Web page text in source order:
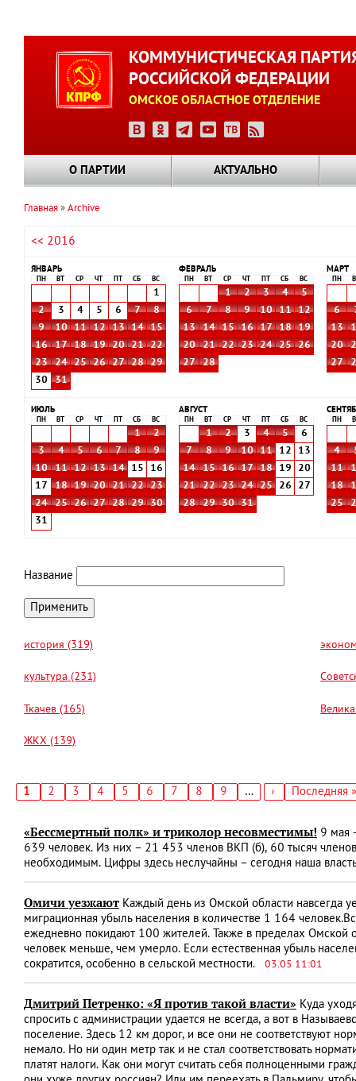
КОММУНИСТИЧЕСКАЯ
РОССИЙСКОЙ ФЕДЕРАЦИИ
ОМСКОЕ ОБЛАСТНОЕ ОТДЕЛЕНИЕ
О ПАРТИИ АКТУАЛЬНО
навигации
Главная Archive
<< 2016
ЯНВАРЬ
ПН ВТ СР ЧТ СБ ВС
1
2
3 4 5 6 7
8
9
10 11 12 13 14
15
16
17 18 19 20 21
22
23
24 25 26 27 28
29
30
31
ФЕВРАЛЬ
ПН ВТ СР ЧТ СБ ВС
1 2 3 4
5
6
7 8 9 10 11
12
13
14 15 16 17 18
19
20
21 22 23 24 25
26
27
28
МАРТ
ПН
6
13
20
27
ИЮЛЬ
ПН ВТ СР ЧТ СБ ВС
1
2
3
4 5 6 7 8
9
10
11 12 13 14 15
16
17
18 19 20 21 22
23
24
25 26 27 28 29
30
31
АВГУСТ
ПН ВТ СР ЧТ СБ ВС
1 2 3 4 5
6
7
8 9 10 11 12
13
14
15 16 17 18 19
20
21
22 23 24 25 26
27
28
29 30 31
ПН
4
11
18
25
Название
история (319)
культура (231)
Ткачев (165)
ЖКХ (139)
Текущая
1 Страница
2 Страница
3 Страница
4 Страница
5 Страница
6 Страница
7 Страница
8 Страница
9 …
Следующая
›
Последняя
Последняя »
«Бессмертный полк» и триколор несовместимы! 9 мая
639 человек. Из них – 21 453 членов ВКП (б), 60 тысяч
необходимым. Цифры здесь неслучайны – сегодня наша
Омичи уезжают Каждый день из Омской области навсегда
миграционная убыль населения в количестве 1 164
ежедневно покидают 100 жителей. Также в пределах Омской
человек меньше, чем умерло. Если естественная убыль
сократится, особенно в сельской местности. 03.05 11:01
Дмитрий Петренко: «Я против такой власти» Куда
спросить с администрации удается не всегда, а вот в
поселение. Здесь 12 км дорог, и все они не соответствуют
немало. Но ни один метр так и не стал соответствовать
платят налоги. Как они могут считать себя полноценными